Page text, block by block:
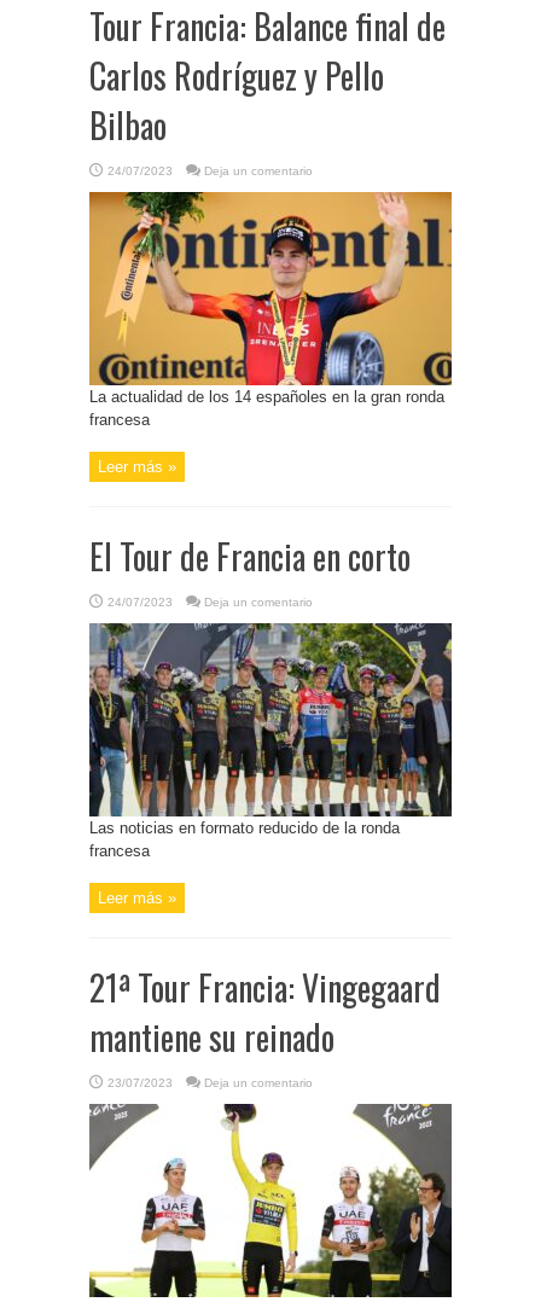
Tour Francia: Balance final de
Carlos Rodríguez y Pello
Bilbao
24/07/2023 Deja un comentario
La actualidad de los 14 españoles en la gran ronda
francesa
Leer más »
El Tour de Francia en corto
24/07/2023 Deja un comentario
Las noticias en formato reducido de la ronda
francesa
Leer más »
21ª Tour Francia: Vingegaard
mantiene su reinado
23/07/2023 Deja un comentario